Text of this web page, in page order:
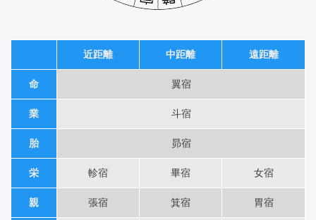
近距離 中距離 遠距離
命 翼宿
業 斗宿
胎 昴宿
栄 軫宿 畢宿 女宿
親 張宿 箕宿 胃宿